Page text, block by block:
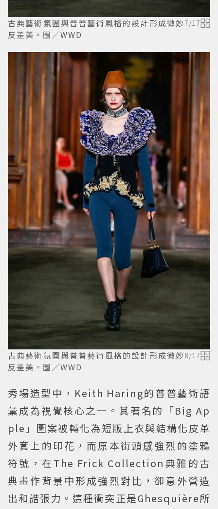
古典藝術氛圍與普普藝術風格的設計形成微妙
反差美。圖／WWD
7/17
古典藝術氛圍與普普藝術風格的設計形成微妙
反差美。圖／WWD
8/17
秀場造型中，Keith Haring的普普藝術語
彙成為視覺核心之一。其著名的「Big Ap
ple」圖案被轉化為短版上衣與結構化皮革
外套上的印花，而原本街頭感強烈的塗鴉
符號，在The Frick Collection典雅的古
典畫作背景中形成強烈對比，卻意外營造
出和諧張力。這種衝突正是Ghesquière所